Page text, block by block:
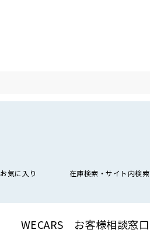
お気に入り 在庫検索・サイト内検索
WECARS お客様相談窓口